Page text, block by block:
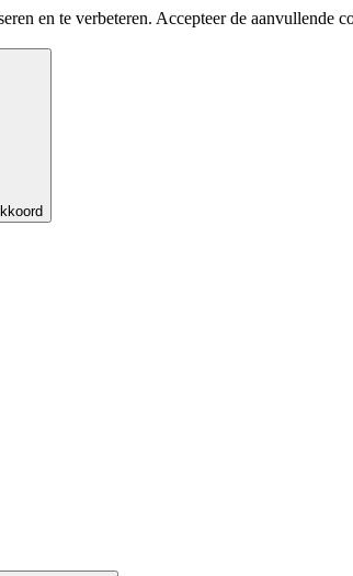
en te verbeteren. Accepteer de